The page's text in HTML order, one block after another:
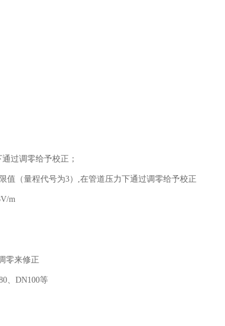
过调零给予校正；
（量程代号为3）,在管道压力下通过调零给予校正
m
零来修正
、DN100等